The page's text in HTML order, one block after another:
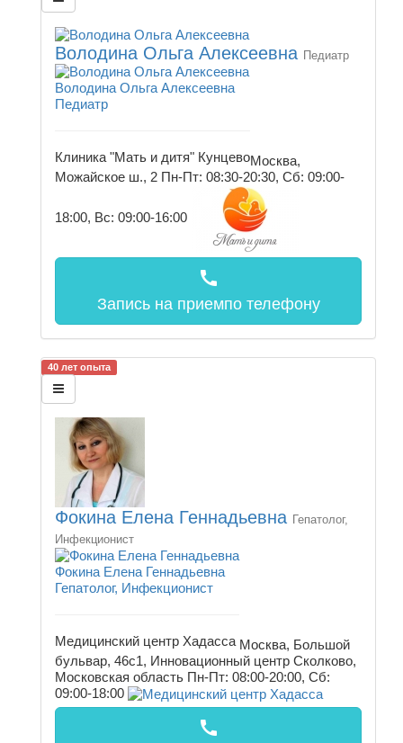
Володина Ольга Алексеевна Педиатр
Володина Ольга Алексеевна
Педиатр
Клиника "Мать и дитя" КунцевоМосква,
Можайское ш., 2 Пн-Пт: 08:30-20:30, Сб: 09:00-
18:00, Вс: 09:00-16:00
call
Запись на приемпо телефону
40 лет опыта
Фокина Елена Геннадьевна Гепатолог,
Инфекционист
Фокина Елена Геннадьевна
Гепатолог, Инфекционист
Медицинский центр Хадасса Москва, Большой
бульвар, 46с1, Инновационный центр Сколково,
Московская область Пн-Пт: 08:00-20:00, Сб:
09:00-18:00
call